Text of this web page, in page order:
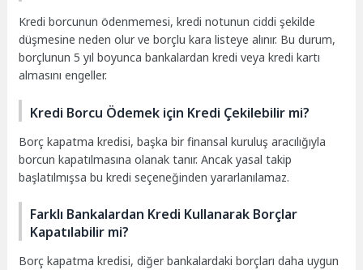
Kredi borcunun ödenmemesi, kredi notunun ciddi şekilde
düşmesine neden olur ve borçlu kara listeye alınır. Bu durum,
borçlunun 5 yıl boyunca bankalardan kredi veya kredi kartı
almasını engeller.
Kredi Borcu Ödemek için Kredi Çekilebilir mi?
Borç kapatma kredisi, başka bir finansal kuruluş aracılığıyla
borcun kapatılmasına olanak tanır. Ancak yasal takip
başlatılmışsa bu kredi seçeneğinden yararlanılamaz.
Farklı Bankalardan Kredi Kullanarak Borçlar
Kapatılabilir mi?
Borç kapatma kredisi, diğer bankalardaki borçları daha uygun